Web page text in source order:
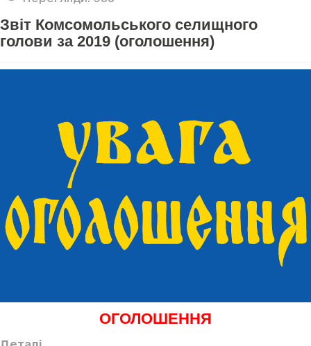
Звіт Комсомольського селищного
голови за 2019 (оголошення)
ОГОЛОШЕННЯ